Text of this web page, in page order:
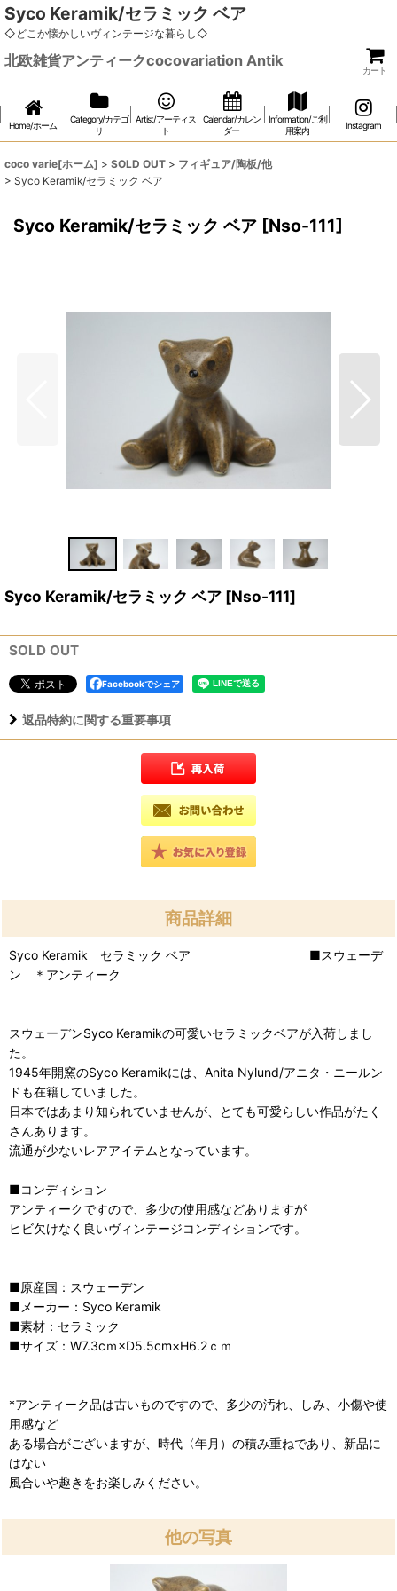
Syco Keramik/セラミック ベア
◇どこか懐かしいヴィンテージな暮らし◇
北欧雑貨アンティークcocovariation Antik
カート
Home/ホーム
Category/カテゴ
リ
Artist/アーティス
ト
Calendar/カレン
ダー
Information/ご利
用案内
Instagram
coco varie[ホーム] > SOLD OUT > フィギュア/陶板/他
> Syco Keramik/セラミック ベア
Syco Keramik/セラミック ベア [Nso-111]
Syco Keramik/セラミック ベア [Nso-111]
SOLD OUT
Facebookでシェア
返品特約に関する重要事項
商品詳細
Syco Keramik セラミック ベア ■スウェーデ
ン ＊アンティーク
スウェーデンSyco Keramikの可愛いセラミックベアが入荷しまし
た。
1945年開窯のSyco Keramikには、Anita Nylund/アニタ・ニールン
ドも在籍していました。
日本ではあまり知られていませんが、とても可愛らしい作品がたく
さんあります。
流通が少ないレアアイテムとなっています。
■コンディション
アンティークですので、多少の使用感などありますが
ヒビ欠けなく良いヴィンテージコンディションです。
■原産国：スウェーデン
■メーカー：Syco Keramik
■素材：セラミック
■サイズ：W7.3cｍ×D5.5cm×H6.2ｃｍ
*アンティーク品は古いものですので、多少の汚れ、しみ、小傷や使
用感など
ある場合がございますが、時代〈年月）の積み重ねであり、新品に
はない
風合いや趣きをお楽しみください。
他の写真